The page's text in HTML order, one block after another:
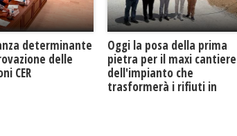
determinante
delle
CER
Oggi la posa della prima
pietra per il maxi cantiere
dell'impianto che
trasformerà i rifiuti in